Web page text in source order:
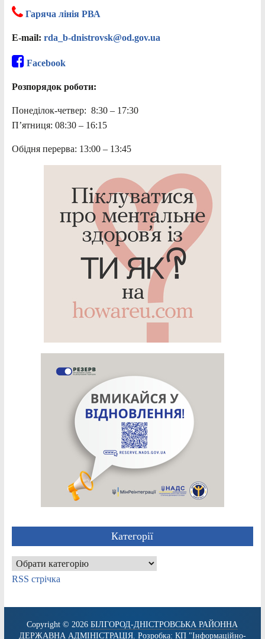
Гаряча лінія РВА
E-mail: rda_b-dnistrovsk@od.gov.ua
Facebook
Розпорядок роботи:
Понеділок-четвер: 8:30 – 17:30
П’ятниця: 08:30 – 16:15
Обідня перерва: 13:00 – 13:45
Категорії
Категорії
RSS стрічка
Copyright © 2026БІЛГОРОД-ДНІСТРОВСЬКА РАЙОННА
ДЕРЖАВНА АДМІНІСТРАЦІЯ. Розробка: КП "Інформаційно-